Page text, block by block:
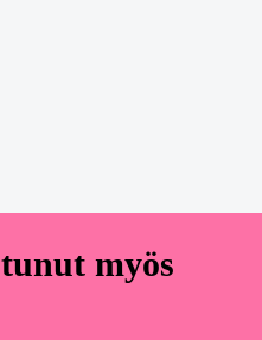
myös